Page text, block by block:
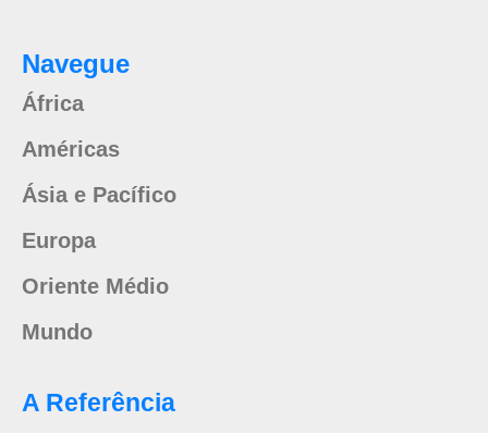
Navegue
África
Américas
Ásia e Pacífico
Europa
Oriente Médio
Mundo
A Referência